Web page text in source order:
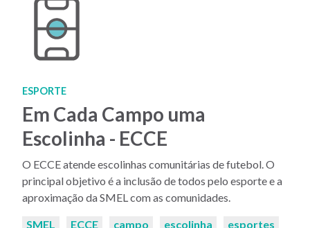
ESPORTE
Em Cada Campo uma
Escolinha - ECCE
O ECCE atende escolinhas comunitárias de futebol. O
principal objetivo é a inclusão de todos pelo esporte e a
aproximação da SMEL com as comunidades.
Palavras-
SMEL ECCE campo escolinha
esportes